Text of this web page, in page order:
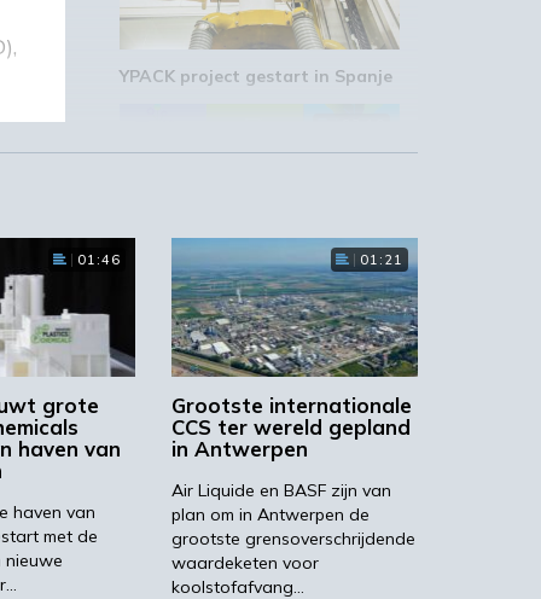
YPACK project gestart in Spanje
‘Grote groeikansen Europese
markt voor biobased producten’
02:19
STRONGBIONET verbindt
Europese newerken bio-
economie
01:46
grote
haven van
haven van
met de
nieuwe
01:21
Grootste internationale
CCS ter wereld gepland
in Antwerpen
Air Liquide en BASF zijn van
plan om in Antwerpen de
grootste grensoverschrijdende
waardeketen voor
koolstofafvang…